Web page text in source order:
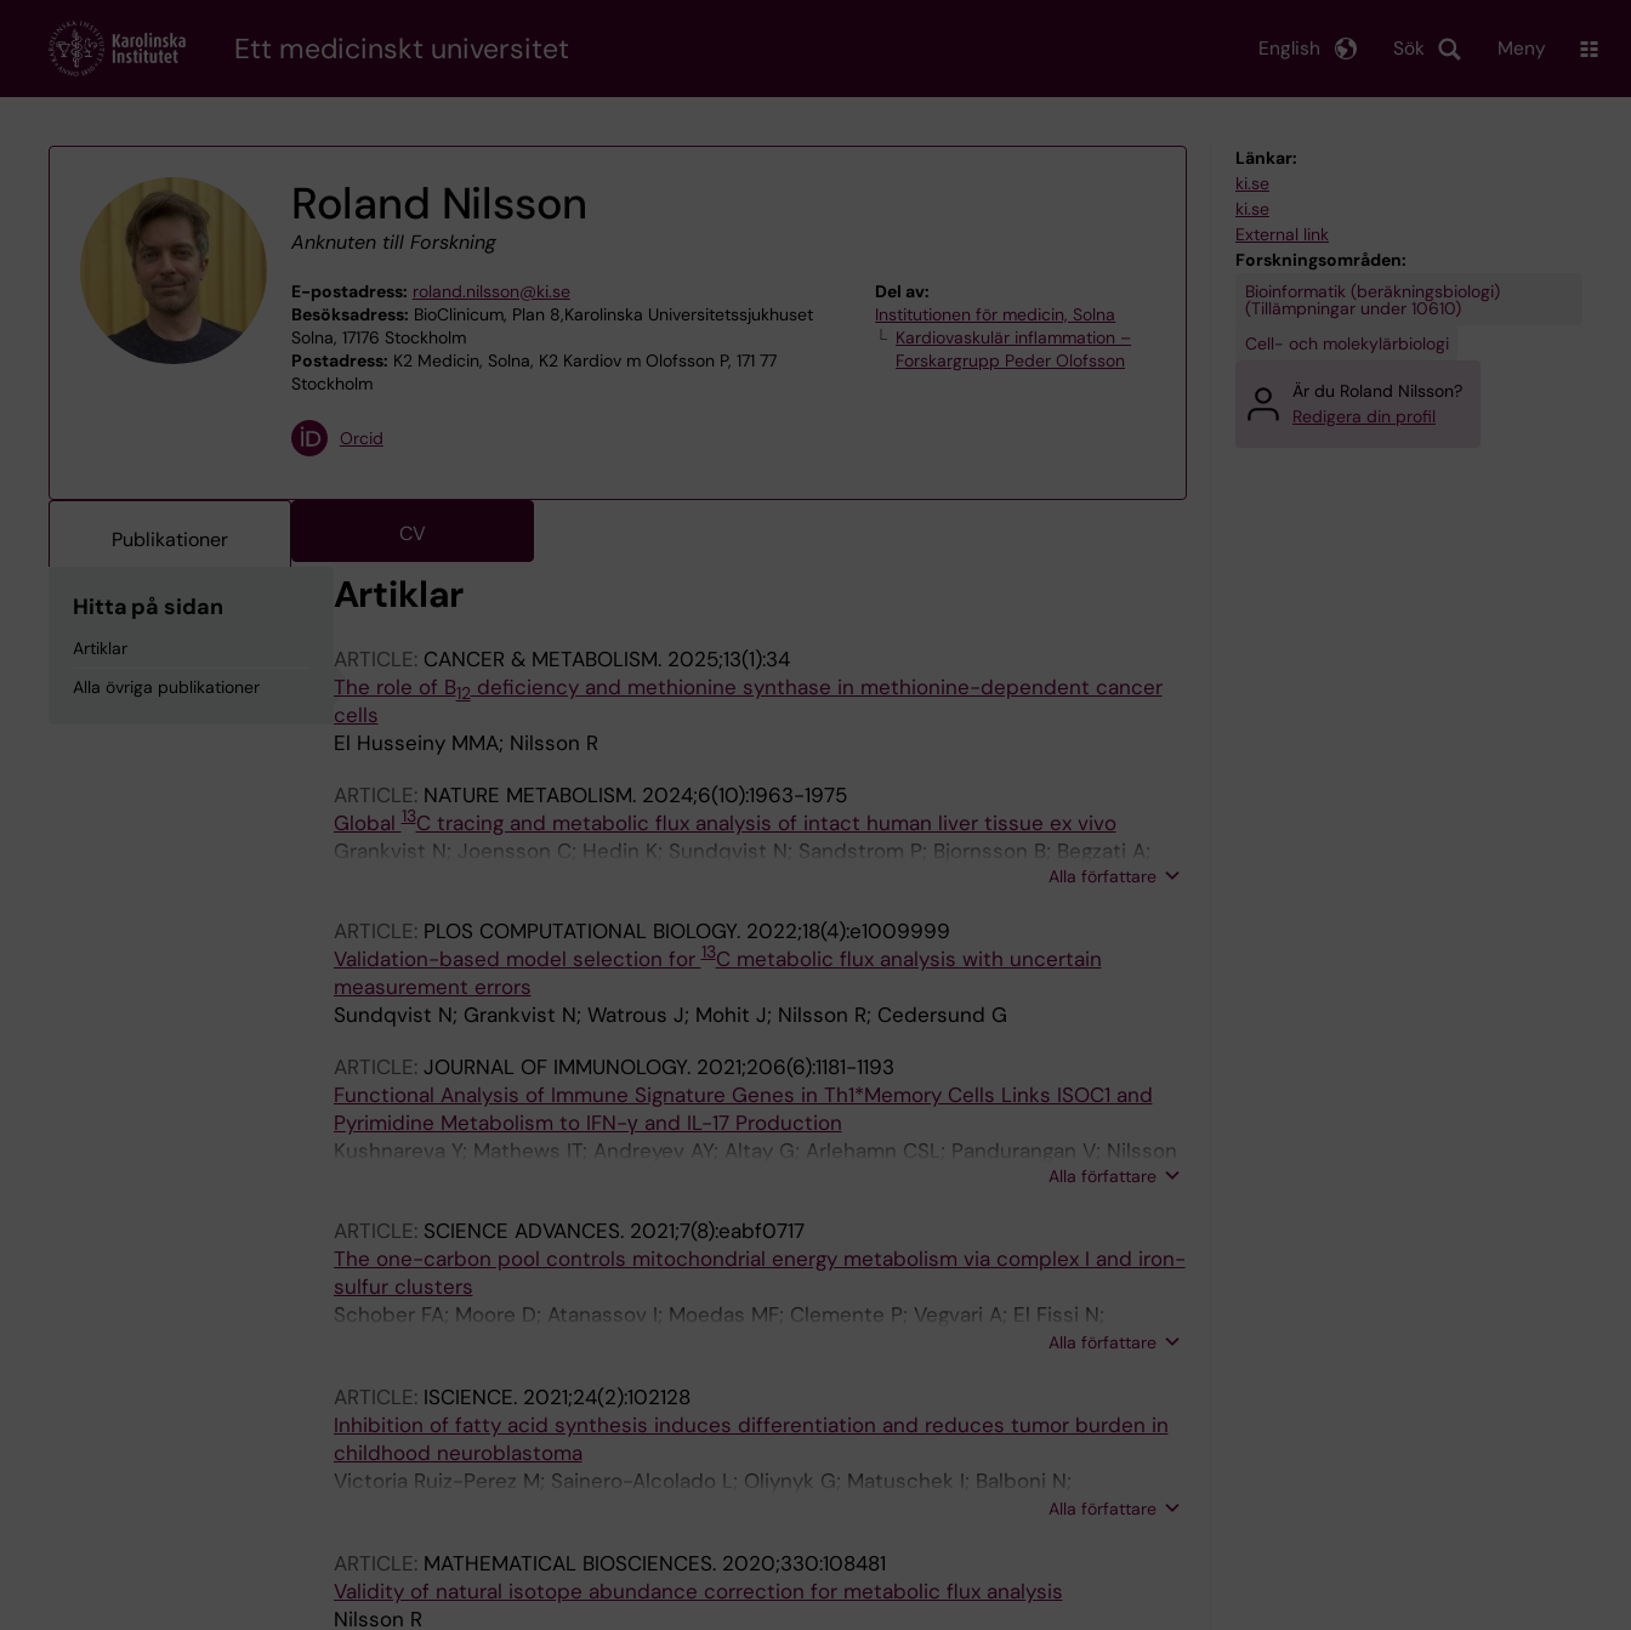
content
Ett medicinskt universitet Sök
English Meny
Roland Nilsson
Anknuten till Forskning
E-postadress: roland.nilsson@ki.se
Besöksadress: BioClinicum, Plan 8,Karolinska Universitetssjukhuset
Solna, 17176 Stockholm
Postadress: K2 Medicin, Solna, K2 Kardiov m Olofsson P, 171 77
Stockholm
Del av:
Institutionen för medicin, Solna
Kardiovaskulär inflammation –
Forskargrupp Peder Olofsson
Orcid
Publikationer CV
Hitta på sidan
Artiklar
Alla övriga publikationer
Artiklar
ARTICLE: CANCER & METABOLISM. 2025;13(1):34
The role of B12 deficiency and methionine synthase in methionine-dependent cancer
cells
El Husseiny MMA; Nilsson R
ARTICLE: NATURE METABOLISM. 2024;6(10):1963-1975
Global13C tracing and metabolic flux analysis of intact human liver tissue ex vivo
Grankvist N; Joensson C; Hedin K; Sundqvist N; Sandstrom P; Bjornsson B; Begzati A;
Alla författare
ARTICLE: PLOS COMPUTATIONAL BIOLOGY. 2022;18(4):e1009999
Validation-based model selection for13C metabolic flux analysis with uncertain
measurement errors
Sundqvist N; Grankvist N; Watrous J; Mohit J; Nilsson R; Cedersund G
ARTICLE: JOURNAL OF IMMUNOLOGY. 2021;206(6):1181-1193
Functional Analysis of Immune Signature Genes in Th1*Memory Cells Links ISOC1 and
Pyrimidine Metabolism to IFN-γ and IL-17 Production
Kushnareva Y; Mathews IT; Andreyev AY; Altay G; Arlehamn CSL; Pandurangan V; Nilsson
Alla författare
ARTICLE: SCIENCE ADVANCES. 2021;7(8):eabf0717
The one-carbon pool controls mitochondrial energy metabolism via complex I and iron-
sulfur clusters
Schober FA; Moore D; Atanassov I; Moedas MF; Clemente P; Vegvari A; El Fissi N;
Filograna R; Bucher A-L; Hinze Y; The M; Hedman E; Chernogubova E; Begzati A; Wibom
Alla författare
ARTICLE: ISCIENCE. 2021;24(2):102128
Inhibition of fatty acid synthesis induces differentiation and reduces tumor burden in
childhood neuroblastoma
Victoria Ruiz-Perez M; Sainero-Alcolado L; Oliynyk G; Matuschek I; Balboni N;
Ubhayasekera SJKA; Snaebjornsson MT; Makowski K; Aaltonen K; Bexell D; Serra D;
Alla författare
ARTICLE: MATHEMATICAL BIOSCIENCES. 2020;330:108481
Validity of natural isotope abundance correction for metabolic flux analysis
Nilsson R
Länkar:
ki.se
ki.se
External link
Forskningsområden:
Bioinformatik (beräkningsbiologi)
(Tillämpningar under 10610)
Cell- och molekylärbiologi
Är du Roland Nilsson?
Redigera din profil